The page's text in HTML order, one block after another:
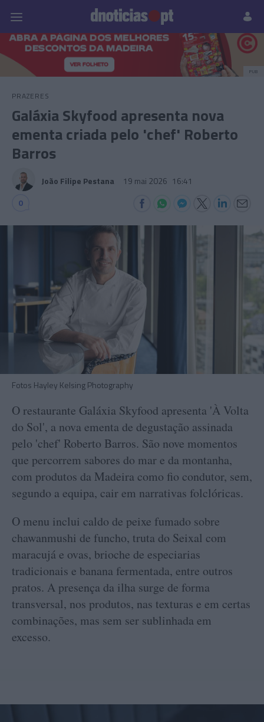
Prazeres Paisagens
PUB
PRAZERES
Galáxia Skyfood apresenta nova
ementa criada pelo 'chef' Roberto
Barros
João Filipe Pestana 19 mai 2026 16:41
0
Fotos Hayley Kelsing Photography
O restaurante Galáxia Skyfood apresenta 'À Volta
do Sol', a nova ementa de degustação assinada
pelo 'chef' Roberto Barros. São nove momentos
que percorrem sabores do mar e da montanha,
com produtos da Madeira como fio condutor, sem,
segundo a equipa, cair em narrativas folclóricas.
O menu inclui caldo de peixe fumado sobre
chawanmushi de funcho, truta do Seixal com
maracujá e ovas, brioche de especiarias
tradicionais e banana fermentada, entre outros
pratos. A presença da ilha surge de forma
transversal, nos produtos, nas texturas e em certas
combinações, mas sem ser sublinhada em
excesso.